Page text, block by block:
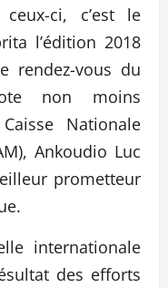
ci, c’est le
l’édition 2018
rendez-vous du
non moins
Nationale
Ankoudio Luc
prometteur
internationale
des efforts